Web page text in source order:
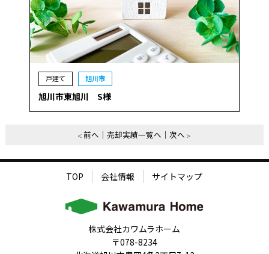
戸建て 旭川市
旭川市東旭川 S様
前へ 売却実績一覧へ 次へ
TOP 会社情報 サイトマップ
株式会社カワムラホーム
〒078-8234